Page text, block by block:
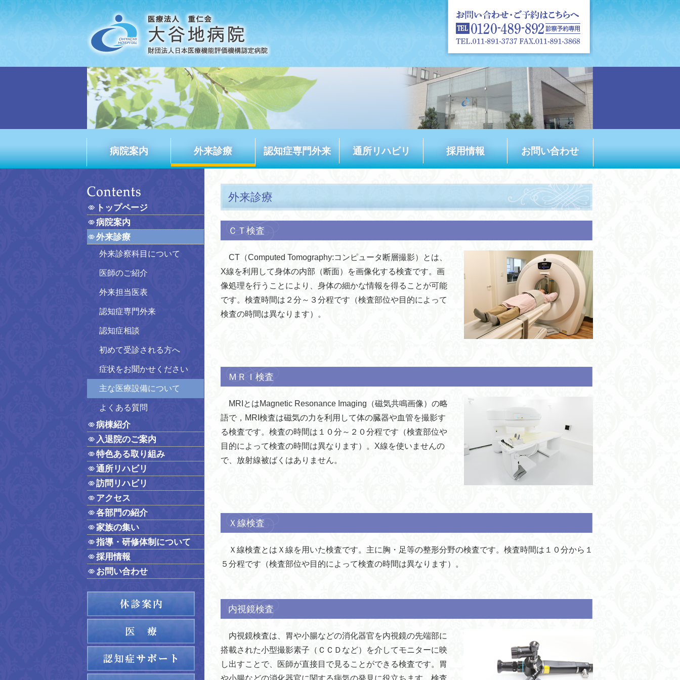
病院案内 外来診療 認知症専門外来 通所リハビリ 採用情報 お問い合わせ
トップページ
病院案内
外来診療
外来診察科目について
医師のご紹介
外来担当医表
認知症専門外来
認知症相談
初めて受診される方へ
症状をお聞かせください
主な医療設備について
よくある質問
病棟紹介
入退院のご案内
特色ある取り組み
通所リハビリ
訪問リハビリ
アクセス
各部門の紹介
家族の集い
指導・研修体制について
採用情報
お問い合わせ
外来診療
ＣＴ検査
CT（Computed Tomography:コンピュータ断層撮影）とは、
X線を利用して身体の内部（断面）を画像化する検査です。画
像処理を行うことにより、身体の細かな情報を得ることが可能
です。検査時間は２分～３分程です（検査部位や目的によって
検査の時間は異なります）。
ＭＲＩ検査
MRIとはMagnetic Resonance Imaging（磁気共鳴画像）の略
語で，MRI検査は磁気の力を利用して体の臓器や血管を撮影す
る検査です。検査の時間は１０分～２０分程です（検査部位や
目的によって検査の時間は異なります）。X線を使いませんの
で、放射線被ばくはありません。
Ｘ線検査
Ｘ線検査とはＸ線を用いた検査です。主に胸・足等の整形分野の検査です。検査時間は１０分から１
５分程です（検査部位や目的によって検査の時間は異なります）。
内視鏡検査
内視鏡検査は、胃や小腸などの消化器官を内視鏡の先端部に
搭載された小型撮影素子（ＣＣＤなど）を介してモニターに映
し出すことで、医師が直接目で見ることができる検査です。胃
や小腸などの消化器官に関する病気の発見に役立ちます。検査